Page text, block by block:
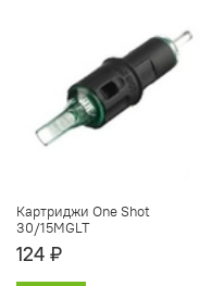
Картриджи One Shot
30/15MGLT
124 ₽